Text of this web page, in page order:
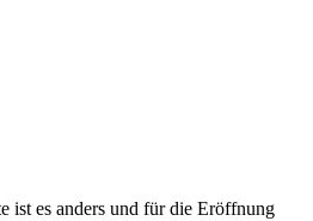
ist es anders und für die Eröffnung